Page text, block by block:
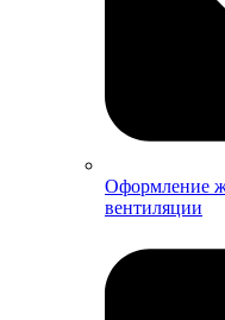
Оформление
вентиляции